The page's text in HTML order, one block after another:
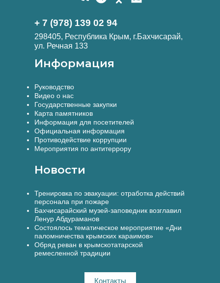
+ 7 (978) 139 02 94
298405, Республика Крым, г.Бахчисарай,
ул. Речная 133
Информация
Руководство
Видео о нас
Государственные закупки
Карта памятников
Информация для посетителей
Официальная информация
Противодействие коррупции
Мероприятия по антитеррору
Новости
Тренировка по эвакуации: отработка действий
персонала при пожаре
Бахчисарайский музей-заповедник возглавил
Ленур Абдураманов
Состоялось тематическое мероприятие «Дни
паломничества крымских караимов»
Обряд реван в крымскотатарской
ремесленной традиции
Контакты